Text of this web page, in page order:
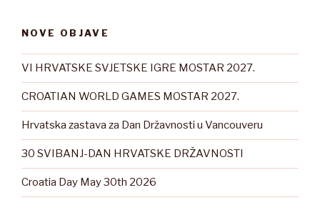
NOVE OBJAVE
VI HRVATSKE SVJETSKE IGRE MOSTAR 2027.
CROATIAN WORLD GAMES MOSTAR 2027.
Hrvatska zastava za Dan Državnosti u Vancouveru
30 SVIBANJ-DAN HRVATSKE DRŽAVNOSTI
Croatia Day May 30th 2026